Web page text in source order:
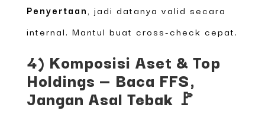
Penyertaan , jadi datanya valid secara
internal. Mantul buat cross-check cepat.
4) Komposisi Aset & Top
Holdings — Baca FFS,
Jangan Asal Tebak 🚩